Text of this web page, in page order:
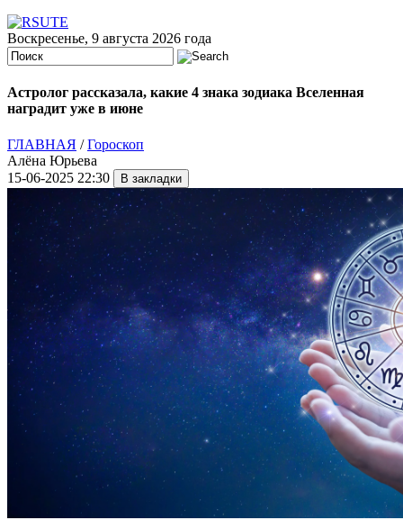
Воскресенье, 9 августа 2026 года
Астролог рассказала, какие 4 знака зодиака Вселенная
наградит уже в июне
ГЛАВНАЯ /Гороскоп
Алёна Юрьева
15-06-2025 22:30